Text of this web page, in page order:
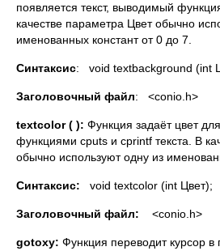
появляется текст, выводимый
качестве параметра Цвет обычно
именованных констант от 0 до 7.
Синтаксис: void textbackground (int
Заголовочный файл: <conio.h>
textcolor( ): Функция задаёт цвет
функциями cputs и cprintf текста. В
обычно используют одну из
Синтаксис: void textcolor (int Цвет);
Заголовочный файл: <conio.h>
gotoxy: Функция переводит курсор